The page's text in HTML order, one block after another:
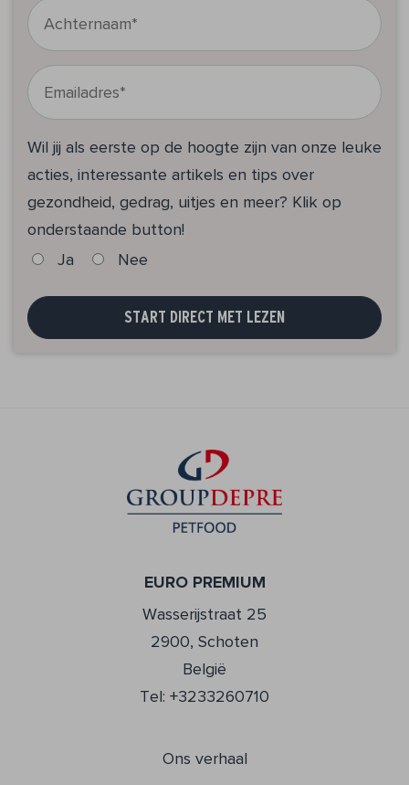
Wil jij als eerste op de hoogte zijn van onze leuke
acties, interessante artikels en tips over
gezondheid, gedrag, uitjes en meer? Klik op
onderstaande button!
Ja
Nee
START DIRECT MET LEZEN
EURO PREMIUM
Wasserijstraat 25
2900, Schoten
België
Tel: +3233260710
Ons verhaal